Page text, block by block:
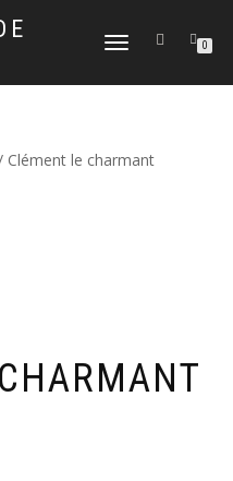
DÉPLIER
NAVIGATION
0
Clément le charmant